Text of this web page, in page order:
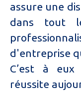
assure une
dans tout
d'entreprise
C’est à
réussite